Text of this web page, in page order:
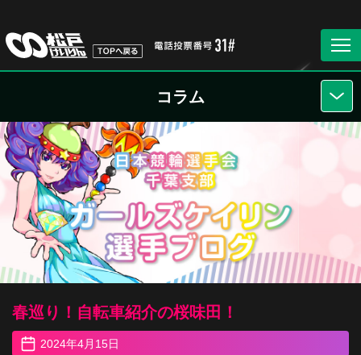
コラム
春巡り！自転車紹介の桜味田！
2024年4月15日